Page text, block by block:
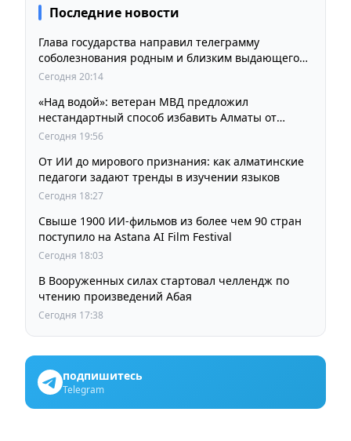
Последние новости
Глава государства направил телеграмму
соболезнования родным и близким выдающегося
кинорежиссера Ардака Амиркулова
Сегодня 20:14
«Над водой»: ветеран МВД предложил
нестандартный способ избавить Алматы от
пробок и смога
Сегодня 19:56
От ИИ до мирового признания: как алматинские
педагоги задают тренды в изучении языков
Сегодня 18:27
Свыше 1900 ИИ-фильмов из более чем 90 стран
поступило на Astana AI Film Festival
Сегодня 18:03
В Вооруженных силах стартовал челлендж по
чтению произведений Абая
Сегодня 17:38
подпишитесь
Telegram